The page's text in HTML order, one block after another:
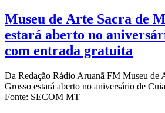
Museu de Arte Sacra de
estará aberto no
com entrada gratuita
Da Redação Rádio Aruanã FM Museu de
Grosso estará aberto no aniversário de
Fonte: SECOM MT